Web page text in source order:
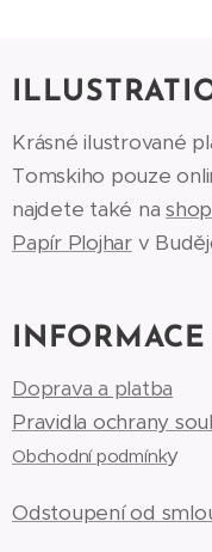
Krásné ilustrované
Tomskiho pouze
najdete také na
Papír Plojharv
INFORMACE
Doprava a platba
Pravidla ochrany
Obchodní podmínky
Odstoupení od